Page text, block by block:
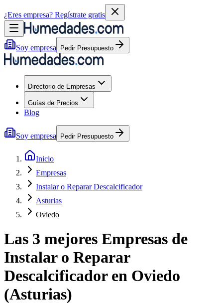
¿Eres empresa? Regístrate gratis
Soy empresa Pedir Presupuesto
Directorio de Empresas
Guías de Precios
Blog
Soy empresa Pedir Presupuesto
Inicio
Empresas
Instalar o Reparar Descalcificador
Asturias
Oviedo
Las 3 mejores Empresas de
Instalar o Reparar
Descalcificadoren Oviedo
(Asturias)